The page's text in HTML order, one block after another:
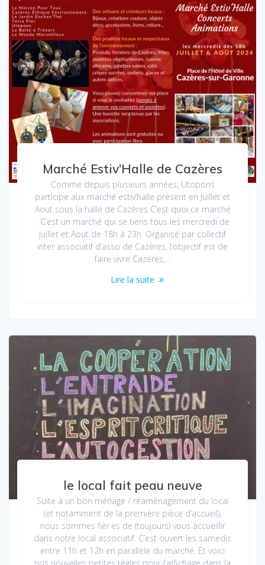
Marché Estiv’Halle de Cazères
Comme depuis plusieurs années, Utopons
participe aux marché estiv’halle présent en Juillet et
Aout sous la halle de Cazères C’est quoi ce marché
: C’est un marché qui se tiens tous les mercredi de
juillet et Aout de 18h à 23h. Organisé par collectif
inter associatif d’asso de Cazères, l’objectif est de
faire vivre Cazères,…
Lire la suite
le local fait peau neuve
Suite à un bon ménage / réaménagement du local
(et notamment de la première pièce d’accueil),
nous sommes fièr·es de (toujours) vous accueillir
dans notre local associatif. C’est ouvert les samedis
entre 11h et 12h en parallèle du marché. Et voici